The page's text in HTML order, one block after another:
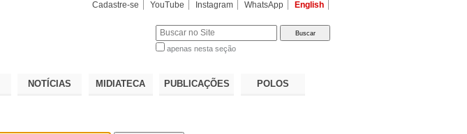
Cadastre-se YouTube Instagram WhatsApp English
apenas nesta seção
NOTÍCIAS MIDIATECA PUBLICAÇÕES POLOS